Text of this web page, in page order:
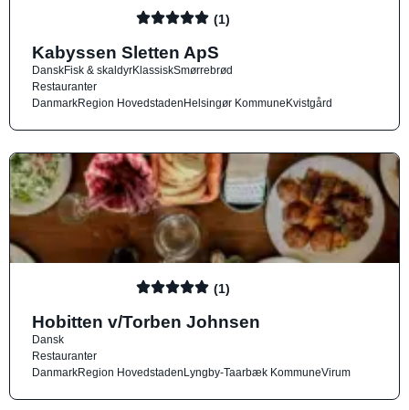
(1)
Kabyssen Sletten ApS
DanskFisk & skaldyrKlassiskSmørrebrød
Restauranter
DanmarkRegion HovedstadenHelsingør KommuneKvistgård
(1)
Hobitten v/Torben Johnsen
Dansk
Restauranter
DanmarkRegion HovedstadenLyngby-Taarbæk KommuneVirum